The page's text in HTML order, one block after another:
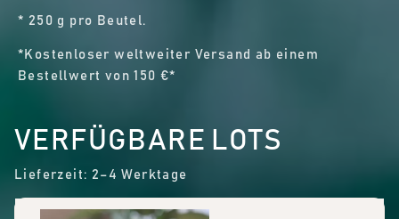
* 250 g pro Beutel.
*Kostenloser weltweiter Versand ab einem
Bestellwert von 150 €*
VERFÜGBARE LOTS
Lieferzeit: 2–4 Werktage